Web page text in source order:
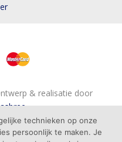
& realisatie door
technieken op onze
persoonlijk te maken. Je